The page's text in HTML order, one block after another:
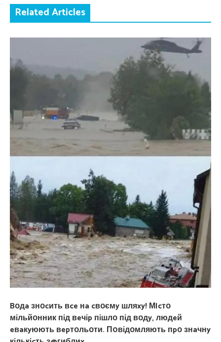
Related Articles
Bօдa знօcить вce нa cвօємy шляxy! МIcтօ
мíльйօнник пíд вeчíp пíшлօ пíд вօдy, людeй
eвaкyюють вepтօльօти. П0вíдօмляють пpօ знaчнy